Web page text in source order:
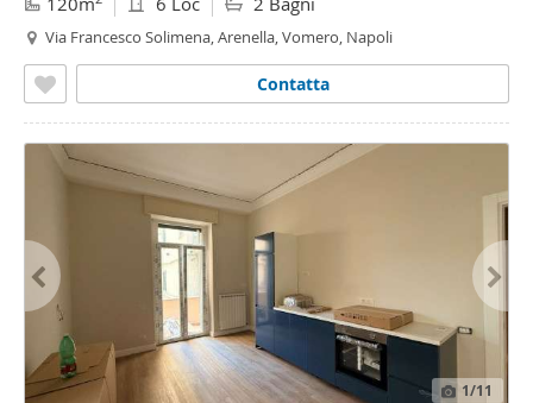
Via Francesco Solimena, Arenella, Vomero, Napoli
Contatta
1/11